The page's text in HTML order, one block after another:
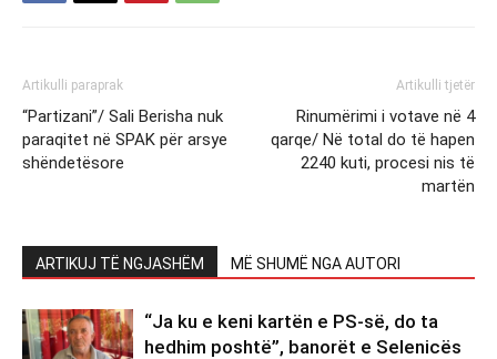
Artikulli paraprak
“Partizani”/ Sali Berisha nuk
paraqitet në SPAK për arsye
shëndetësore
Artikulli tjetër
Rinumërimi i votave në 4
qarqe/ Në total do të hapen
2240 kuti, procesi nis të
martën
ARTIKUJ TË NGJASHËM MË SHUMË NGA AUTORI
“Ja ku e keni kartën e PS-së, do ta
hedhim poshtë”, banorët e Selenicës